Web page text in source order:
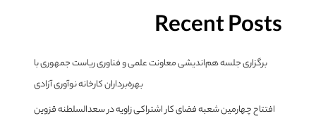
Recent Posts
برگزاری جلسه هم‌اندیشی معاونت علمی و فناوری ریاست جمهوری با
بهره‌برداران کارخانه نوآوری آزادی
افتتاح چهارمین شعبه فضای کار اشتراکی زاویه در سعدالسلطنه قزوین